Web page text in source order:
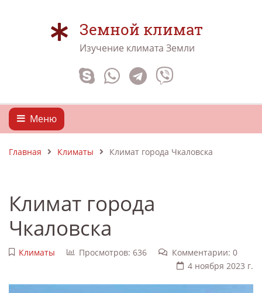
Земной климат
Изучение климата Земли
Меню
Главная Климаты Климат города Чкаловска
Климат города
Чкаловска
Климаты Просмотров: 636
Комментарии: 0
4 ноября 2023 г.